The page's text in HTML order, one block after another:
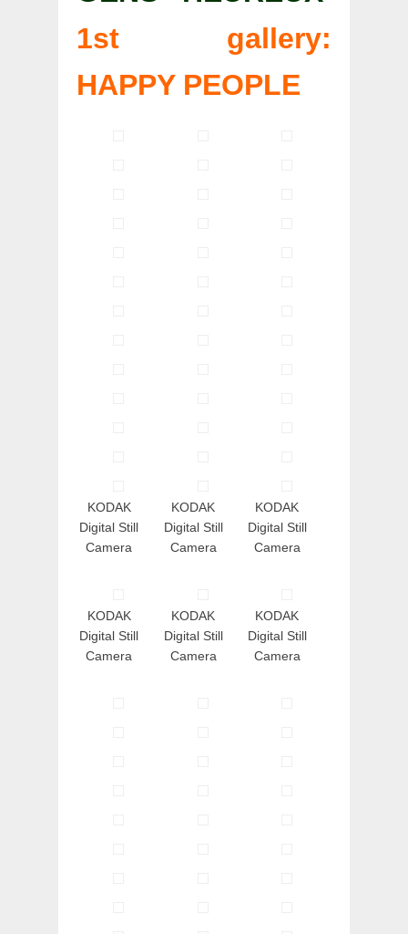
1st gallery:
HAPPY PEOPLE
KODAK
Digital Still
Camera
KODAK
Digital Still
Camera
KODAK
Digital Still
Camera
KODAK
Digital Still
Camera
KODAK
Digital Still
Camera
KODAK
Digital Still
Camera